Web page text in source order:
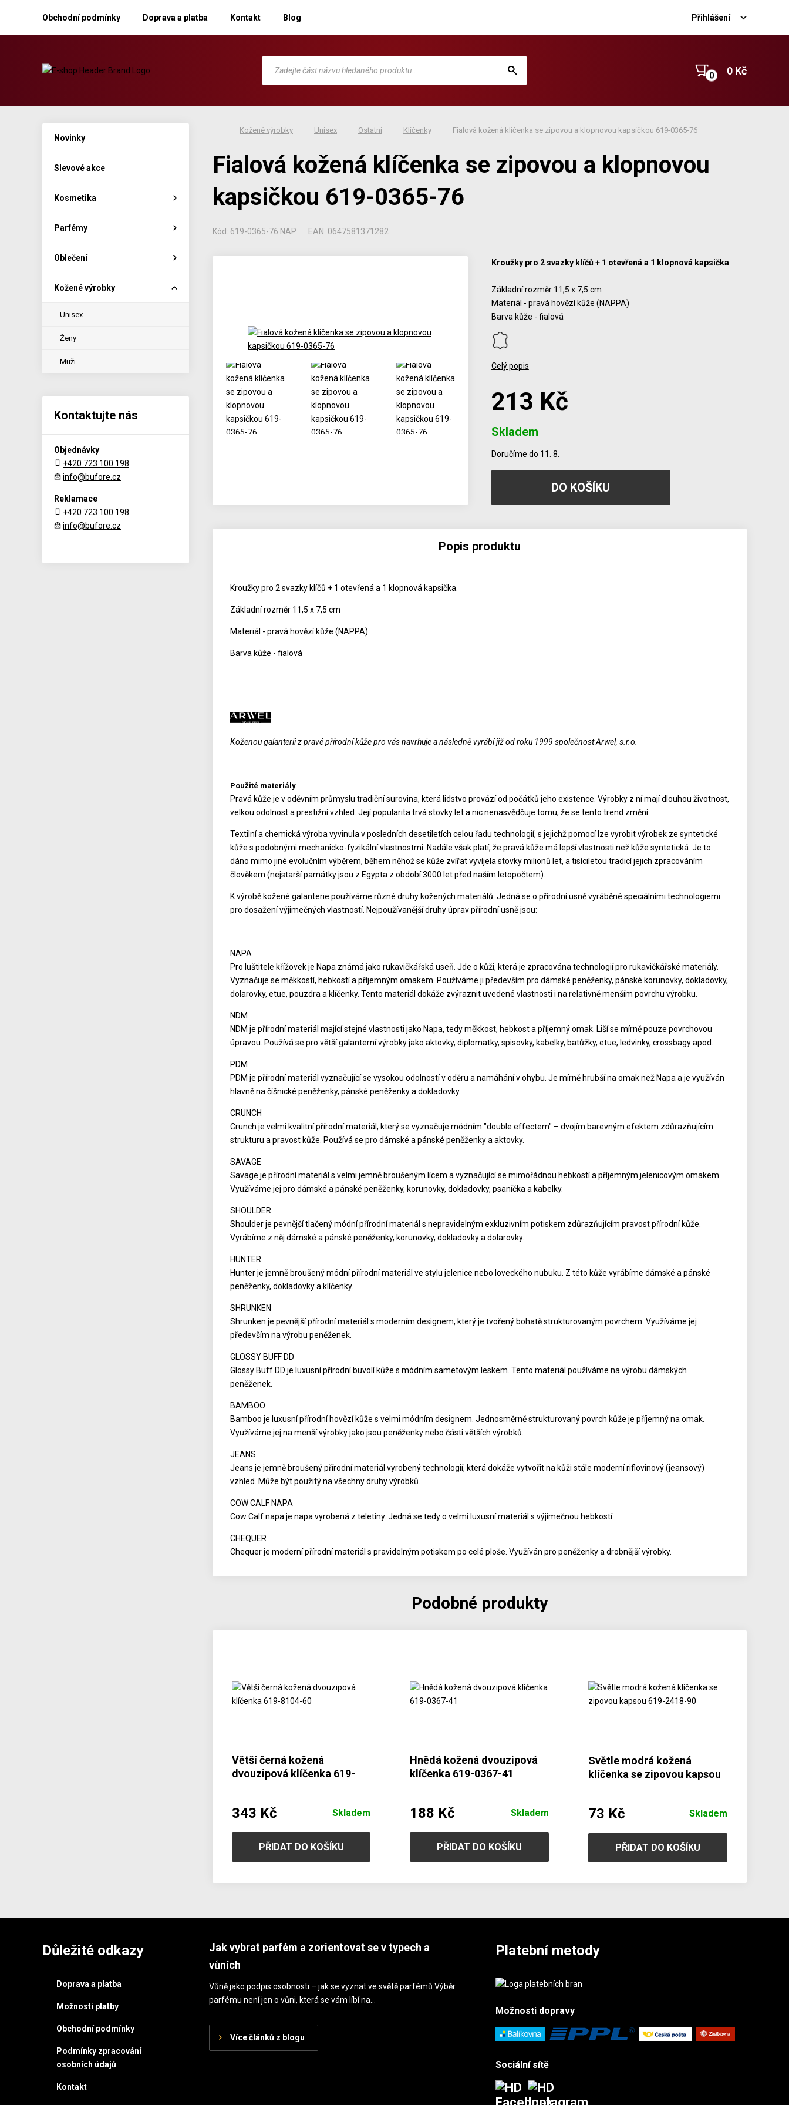
Obchodní podmínky Doprava a platba Kontakt Blog Přihlášení
0 Kč
Kožené výrobky Unisex Ostatní Klíčenky Fialová kožená klíčenka se zipovou a klopnovou kapsičkou 619-0365-76
Fialová kožená klíčenka se zipovou a klopnovou
kapsičkou 619-0365-76
Kód: 619-0365-76 NAP EAN: 0647581371282
Kroužky pro 2 svazky klíčů + 1 otevřená a 1 klopnová kapsička
Základní rozměr 11,5 x 7,5 cm
Materiál - pravá hovězí kůže (NAPPA)
Barva kůže - fialová
Celý popis
213 Kč
Skladem
Doručíme do 11. 8.
Popis produktu
Kroužky pro 2 svazky klíčů + 1 otevřená a 1 klopnová kapsička.
Základní rozměr 11,5 x 7,5 cm
Materiál - pravá hovězí kůže (NAPPA)
Barva kůže - fialová
Koženou galanterii z pravé přírodní kůže pro vás navrhuje a následně vyrábí již od roku 1999 společnost Arwel, s.r.o.
Použité materiály
Pravá kůže je v oděvním průmyslu tradiční surovina, která lidstvo provází od počátků jeho existence. Výrobky z ní mají dlouhou životnost,
velkou odolnost a prestižní vzhled. Její popularita trvá stovky let a nic nenasvědčuje tomu, že se tento trend změní.
Textilní a chemická výroba vyvinula v posledních desetiletích celou řadu technologií, s jejichž pomocí lze vyrobit výrobek ze syntetické
kůže s podobnými mechanicko-fyzikální vlastnostmi. Nadále však platí, že pravá kůže má lepší vlastnosti než kůže syntetická. Je to
dáno mimo jiné evolučním výběrem, během něhož se kůže zvířat vyvíjela stovky milionů let, a tisíciletou tradicí jejich zpracováním
člověkem (nejstarší památky jsou z Egypta z období 3000 let před naším letopočtem).
K výrobě kožené galanterie používáme různé druhy kožených materiálů. Jedná se o přírodní usně vyráběné speciálními technologiemi
pro dosažení výjimečných vlastností. Nejpoužívanější druhy úprav přírodní usně jsou:
NAPA
Pro luštitele křížovek je Napa známá jako rukavičkářská useň. Jde o kůži, která je zpracována technologií pro rukavičkářské materiály.
Vyznačuje se měkkostí, hebkostí a příjemným omakem. Používáme ji především pro dámské peněženky, pánské korunovky, dokladovky,
dolarovky, etue, pouzdra a klíčenky. Tento materiál dokáže zvýraznit uvedené vlastnosti i na relativně menším povrchu výrobku.
NDM
NDM je přírodní materiál mající stejné vlastnosti jako Napa, tedy měkkost, hebkost a příjemný omak. Liší se mírně pouze povrchovou
úpravou. Používá se pro větší galanterní výrobky jako aktovky, diplomatky, spisovky, kabelky, batůžky, etue, ledvinky, crossbagy apod.
PDM
PDM je přírodní materiál vyznačující se vysokou odolností v oděru a namáhání v ohybu. Je mírně hrubší na omak než Napa a je využíván
hlavně na číšnické peněženky, pánské peněženky a dokladovky.
CRUNCH
Crunch je velmi kvalitní přírodní materiál, který se vyznačuje módním "double effectem" – dvojím barevným efektem zdůrazňujícím
strukturu a pravost kůže. Používá se pro dámské a pánské peněženky a aktovky.
SAVAGE
Savage je přírodní materiál s velmi jemně broušeným lícem a vyznačující se mimořádnou hebkostí a příjemným jelenicovým omakem.
Využíváme jej pro dámské a pánské peněženky, korunovky, dokladovky, psaníčka a kabelky.
SHOULDER
Shoulder je pevnější tlačený módní přírodní materiál s nepravidelným exkluzivním potiskem zdůrazňujícím pravost přírodní kůže.
Vyrábíme z něj dámské a pánské peněženky, korunovky, dokladovky a dolarovky.
HUNTER
Hunter je jemně broušený módní přírodní materiál ve stylu jelenice nebo loveckého nubuku. Z této kůže vyrábíme dámské a pánské
peněženky, dokladovky a klíčenky.
SHRUNKEN
Shrunken je pevnější přírodní materiál s moderním designem, který je tvořený bohatě strukturovaným povrchem. Využíváme jej
především na výrobu peněženek.
GLOSSY BUFF DD
Glossy Buff DD je luxusní přírodní buvolí kůže s módním sametovým leskem. Tento materiál používáme na výrobu dámských
peněženek.
BAMBOO
Bamboo je luxusní přírodní hovězí kůže s velmi módním designem. Jednosměrně strukturovaný povrch kůže je příjemný na omak.
Využíváme jej na menší výrobky jako jsou peněženky nebo části větších výrobků.
JEANS
Jeans je jemně broušený přírodní materiál vyrobený technologií, která dokáže vytvořit na kůži stále moderní riflovinový (jeansový)
vzhled. Může být použitý na všechny druhy výrobků.
COW CALF NAPA
Cow Calf napa je napa vyrobená z teletiny. Jedná se tedy o velmi luxusní materiál s výjimečnou hebkostí.
CHEQUER
Chequer je moderní přírodní materiál s pravidelným potiskem po celé ploše. Využíván pro peněženky a drobnější výrobky.
Podobné produkty
Větší černá kožená
dvouzipová klíčenka 619-
343 Kč Skladem
PŘIDAT DO KOŠÍKU
Hnědá kožená dvouzipová
klíčenka 619-0367-41
188 Kč Skladem
PŘIDAT DO KOŠÍKU
Světle modrá kožená
klíčenka se zipovou kapsou
73 Kč Skladem
PŘIDAT DO KOŠÍKU
Novinky
Slevové akce
Kosmetika
Parfémy
Oblečení
Kožené výrobky
Unisex
Ženy
Muži
Kontaktujte nás
Objednávky
+420 723 100 198
info@bufore.cz
Reklamace
+420 723 100 198
info@bufore.cz
Důležité odkazy
Doprava a platba
Možnosti platby
Obchodní podmínky
Podmínky zpracování
osobních údajů
Kontakt
Jak vybrat parfém a zorientovat se v typech a
vůních
Vůně jako podpis osobnosti – jak se vyznat ve světě parfémů Výběr
parfému není jen o vůni, která se vám líbí na…
Více článků z blogu
Platební metody
Možnostidopravy
Sociální sítě